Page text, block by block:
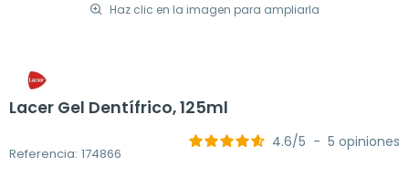
Haz clic en la imagen para ampliarla
Lacer Gel Dentífrico, 125ml
Referencia: 174866
4.6/5 - 5 opiniones